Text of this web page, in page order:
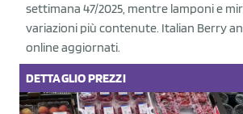
settimana 47/2025, mentre lamponi e
variazioni più contenute. Italian Berry
online aggiornati.
DETTAGLIOPREZZI